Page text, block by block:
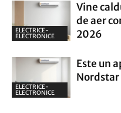
ELECTRICE-
ELECTRONICE
Vine
de aer
2026
ELECTRICE-
ELECTRONICE
Este un
Nordstar